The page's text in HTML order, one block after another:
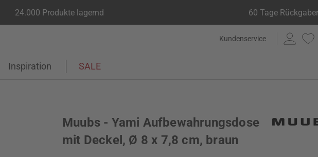
24.000 Produkte lagernd 60 Tage
Kundenservice
Inspiration SALE
Muubs - Yami Aufbewahrungsdose
mit Deckel, Ø 8 x 7,8 cm, braun